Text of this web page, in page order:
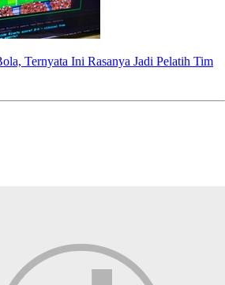
Ternyata Ini Rasanya Jadi Pelatih Tim